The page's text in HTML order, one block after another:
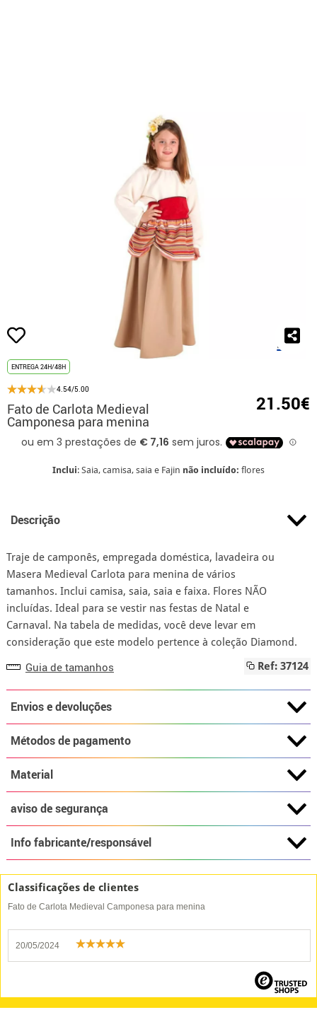
ENTREGA 24H/48H
4.54/5.00
Fato de Carlota Medieval
Camponesa para menina
21.50€
Inclui: Saia, camisa, saia e Fajin não incluído: flores
Descrição
Traje de camponês, empregada doméstica, lavadeira ou
Masera Medieval Carlota para menina de vários
tamanhos. Inclui camisa, saia, saia e faixa. Flores NÃO
incluídas. Ideal para se vestir nas festas de Natal e
Carnaval. Na tabela de medidas, você deve levar em
consideração que este modelo pertence à coleção Diamond.
Guia de tamanhos Ref: 37124
Envios e devoluções
Métodos de pagamento
Material
aviso de segurança
Info fabricante/responsável
Classificações de clientes
Fato de Carlota Medieval Camponesa para menina
20/05/2024